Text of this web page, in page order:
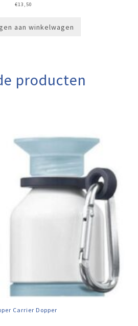
€13,50
aan winkelwagen
producten
Carrier Dopper